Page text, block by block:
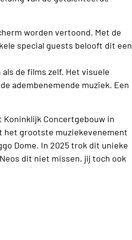
worden vertoond. Met de
special guests belooft dit een
de films zelf. Het visuele
adembenemende muziek. Een
Koninklijk Concertgebouw in
het grootste muziekevenement
Dome. In 2025 trok dit unieke
dit niet missen, jij toch ook